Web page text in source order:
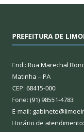
PREFEITURA DE
End.: Rua Marechal
Matinha – PA
CEP: 68415-000
Fone: (91) 98551-4783
E-mail:
Horário de atendimento: